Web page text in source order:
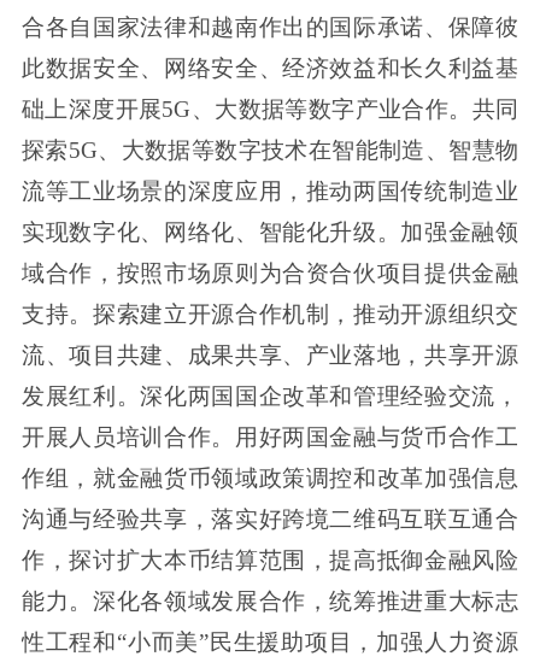
合各自国家法律和越南作出的国际承诺、保障彼
此数据安全、网络安全、经济效益和长久利益基
础上深度开展5G、大数据等数字产业合作。共同
探索5G、大数据等数字技术在智能制造、智慧物
流等工业场景的深度应用，推动两国传统制造业
实现数字化、网络化、智能化升级。加强金融领
域合作，按照市场原则为合资合伙项目提供金融
支持。探索建立开源合作机制，推动开源组织交
流、项目共建、成果共享、产业落地，共享开源
发展红利。深化两国国企改革和管理经验交流，
开展人员培训合作。用好两国金融与货币合作工
作组，就金融货币领域政策调控和改革加强信息
沟通与经验共享，落实好跨境二维码互联互通合
作，探讨扩大本币结算范围，提高抵御金融风险
能力。深化各领域发展合作，统筹推进重大标志
性工程和“小而美”民生援助项目，加强人力资源